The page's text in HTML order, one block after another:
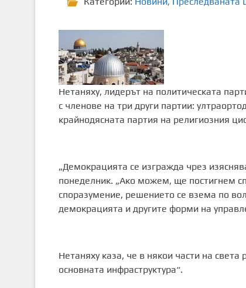
Нетаняху, лидерът на политическата
с членове на три други партии:
крайнодясната партия на религиозния
„Демокрацията се изгражда чрез
понеделник. „Ако можем, ще постигнем
споразумение, решението се взема по
демокрацията и другите форми на
Нетаняху каза, че в някои части на
основната инфраструктура“.